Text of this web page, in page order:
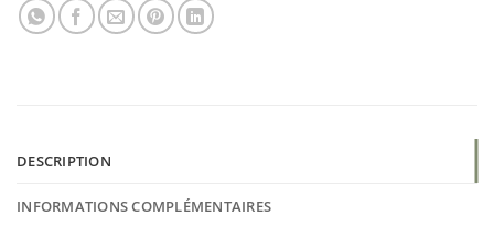
DESCRIPTION
INFORMATIONS COMPLÉMENTAIRES